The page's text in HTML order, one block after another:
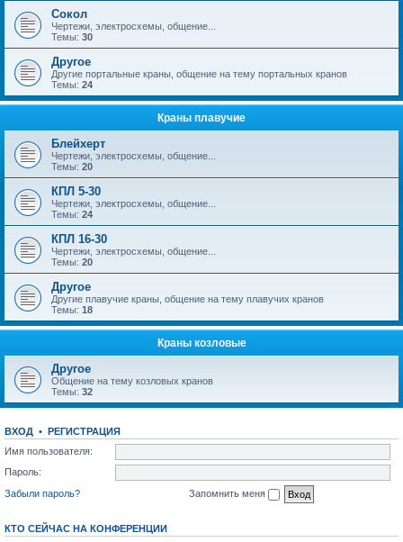
Сокол
Чертежи, электросхемы, общение...
Темы: 30
Другое
Другие портальные краны, общение на тему портальных кранов
Темы: 24
Краны плавучие
Блейхерт
Чертежи, электросхемы, общение...
Темы: 20
КПЛ 5-30
Чертежи, электросхемы, общение...
Темы: 24
КПЛ 16-30
Чертежи, электросхемы, общение...
Темы: 20
Другое
Другие плавучие краны, общение на тему плавучих кранов
Темы: 18
Краны козловые
Другое
Общение на тему козловых кранов
Темы: 32
ВХОД • РЕГИСТРАЦИЯ
Имя пользователя:
Пароль:
Забыли пароль?
Запомнить меня
КТО СЕЙЧАС НА КОНФЕРЕНЦИИ